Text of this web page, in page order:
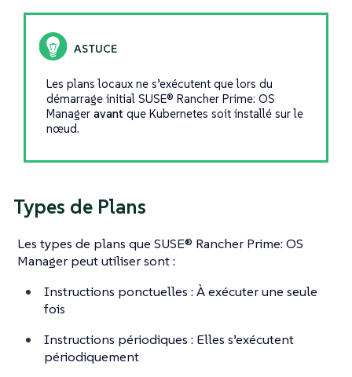
Les plans locaux ne s’exécutent que lors du
démarrage initial SUSE® Rancher Prime: OS
Manager avantque Kubernetes soit installé sur le
nœud.
Types de Plans
Les types de plans que SUSE® Rancher Prime: OS
Manager peut utiliser sont :
Instructions ponctuelles : À exécuter une seule
fois
Instructions périodiques : Elles s’exécutent
périodiquement